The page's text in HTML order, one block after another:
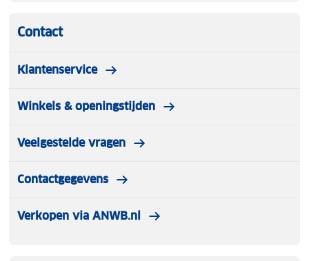
Contact
Klantenservice
Winkels & openingstijden
Veelgestelde vragen
Contactgegevens
Verkopen via ANWB.nl